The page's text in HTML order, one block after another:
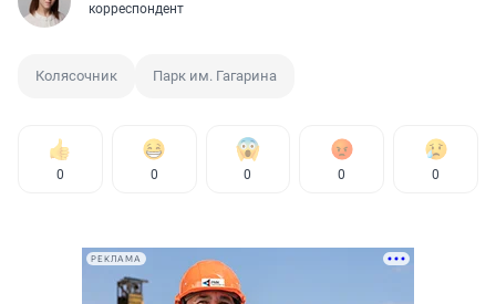
корреспондент
Колясочник Парк им. Гагарина
0 0 0 0 0
РЕКЛАМА